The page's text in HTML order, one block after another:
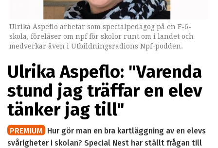
Ulrika Aspeflo arbetar som specialpedagog på en F-6-
skola, föreläser om npf för skolor runt om i landet och
medverkar även i Utbildningsradions Npf-podden.
Ulrika Aspeflo: "Varenda
stund jag träffar en elev
tänker jag till"
PREMIUM Hur gör man en bra kartläggning av en elevs
svårigheter i skolan? Special Nest har ställt frågan till